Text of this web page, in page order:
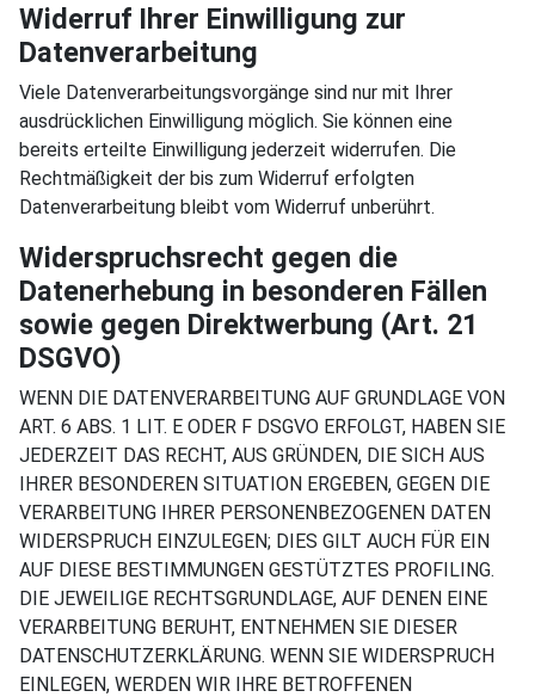
Widerruf Ihrer Einwilligung zur
Datenverarbeitung
Viele Datenverarbeitungsvorgänge sind nur mit Ihrer
ausdrücklichen Einwilligung möglich. Sie können eine
bereits erteilte Einwilligung jederzeit widerrufen. Die
Rechtmäßigkeit der bis zum Widerruf erfolgten
Datenverarbeitung bleibt vom Widerruf unberührt.
Widerspruchsrecht gegen die
Datenerhebung in besonderen Fällen
sowie gegen Direktwerbung (Art. 21
DSGVO)
WENN DIE DATENVERARBEITUNG AUF GRUNDLAGE VON
ART. 6 ABS. 1 LIT. E ODER F DSGVO ERFOLGT, HABEN SIE
JEDERZEIT DAS RECHT, AUS GRÜNDEN, DIE SICH AUS
IHRER BESONDEREN SITUATION ERGEBEN, GEGEN DIE
VERARBEITUNG IHRER PERSONENBEZOGENEN DATEN
WIDERSPRUCH EINZULEGEN; DIES GILT AUCH FÜR EIN
AUF DIESE BESTIMMUNGEN GESTÜTZTES PROFILING.
DIE JEWEILIGE RECHTSGRUNDLAGE, AUF DENEN EINE
VERARBEITUNG BERUHT, ENTNEHMEN SIE DIESER
DATENSCHUTZERKLÄRUNG. WENN SIE WIDERSPRUCH
EINLEGEN, WERDEN WIR IHRE BETROFFENEN